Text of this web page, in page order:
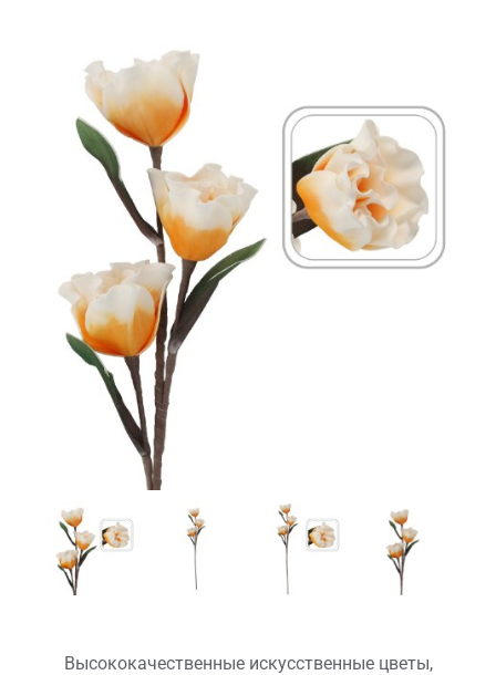
Высококачественные искусственные цветы,